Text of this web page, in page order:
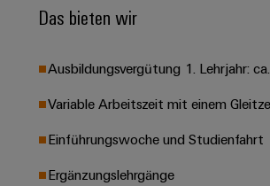
durch
Sonnenenergie
Schaltschrankbau
Lösungen
für
die
Herausforderungen
im
Regler
Energiemessung
Smart
Industrial
AI
Schnittstelle
ALLE
Events
Globale
&
Events
Das bieten wir
Ausbildungsvergütung 1. Lehrjahr:
Variable Arbeitszeit mit einem
Einführungswoche und Studienfahrt
Ergänzungslehrgänge